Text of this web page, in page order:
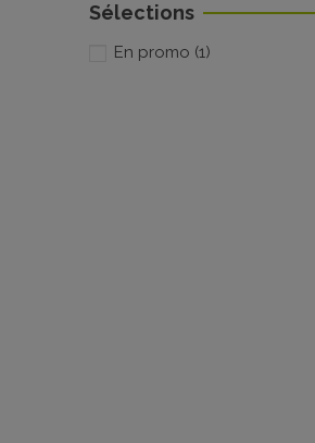
Sélections
En promo (1)